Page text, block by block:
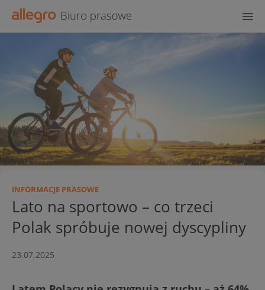
INFORMACJE PRASOWE
Lato na sportowo – co trzeci
Polak spróbuje nowej dyscypliny
23.07.2025